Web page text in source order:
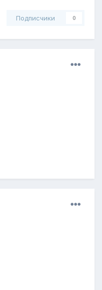
Подписчики 0